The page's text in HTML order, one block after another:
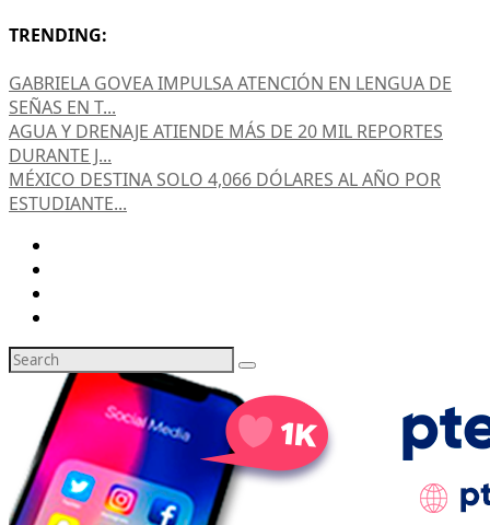
TRENDING:
GABRIELA GOVEA IMPULSA ATENCIÓN EN LENGUA DE
SEÑAS EN T...
AGUA Y DRENAJE ATIENDE MÁS DE 20 MIL REPORTES
DURANTE J...
MÉXICO DESTINA SOLO 4,066 DÓLARES AL AÑO POR
ESTUDIANTE...